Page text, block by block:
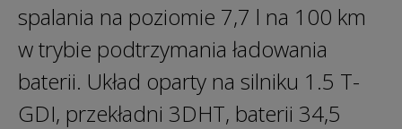
spalania na poziomie 7,7 l na 100 km
w trybie podtrzymania ładowania
baterii. Układ oparty na silniku 1.5 T-
GDI, przekładni 3DHT, baterii 34,5